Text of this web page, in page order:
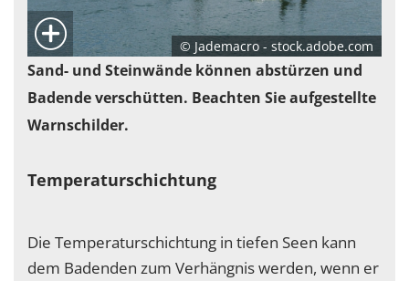
© Jademacro - stock.adobe.com
Sand- und Steinwände können abstürzen und
Badende verschütten. Beachten Sie aufgestellte
Warnschilder.
Temperaturschichtung
Die Temperaturschichtung in tiefen Seen kann
dem Badenden zum Verhängnis werden, wenn er